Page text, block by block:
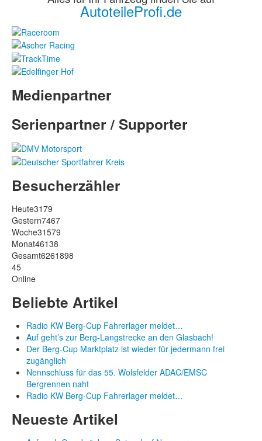
AutoteileProfi.de
Medienpartner
Serienpartner / Supporter
Besucherzähler
Heute3179
Gestern7467
Woche31579
Monat46138
Gesamt6261898
45
Online
Beliebte Artikel
Radio KW Berg-Cup Fahrerlager meldet…
Auf geht’s zur Berg-Langstrecke an den Glasbach!
Der Berg-Cup Marktplatz ist wieder für jedermann frei
zugänglich
Nennschluss für das 55. Wolsfelder ADAC/EMSC
Bergrennen naht
Radio KW Berg-Cup Fahrerlager meldet…
Neueste Artikel